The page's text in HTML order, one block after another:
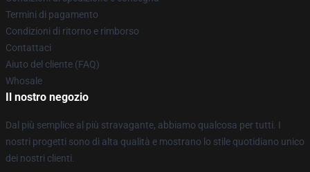
Termini di pagamento
Condizioni di ritorno e rimborso
Contattaci
Aiuto del cliente (FAQ)
Whosale
Il nostro negozio
Dal più semplice al più stravagante, abbiamo qualcosa per tutti. I
nostri progetti sono di alta qualità e mostrano lo stile quotidiano unico
dei nostri clienti.